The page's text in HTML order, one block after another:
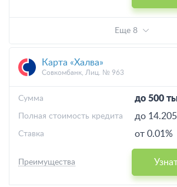
Еще 8
Карта «Халва»
Совкомбанк, Лиц. № 963
до 500
Cумма
до
Полная стоимость кредита
от 0.01%
Ставка
Преимущества